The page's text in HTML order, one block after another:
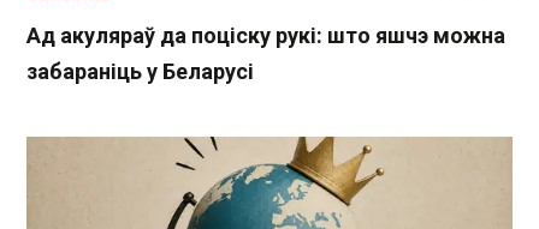
Ад акуляраў да поціску рукі: што яшчэ можна
забараніць у Беларусі